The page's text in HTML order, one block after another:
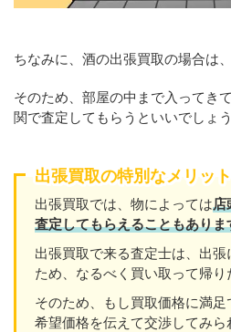
ちなみに、酒の出張買取の場合は、
そのため、部屋の中まで入ってき
関で査定してもらうといいでしょう
出張買取の特別なメリット
出張買取では、物によっては店
査定してもらえることもありま
出張買取で来る査定士は、出
ため、なるべく買い取って帰り
そのため、もし買取価格に満足
希望価格を伝えて交渉してみら